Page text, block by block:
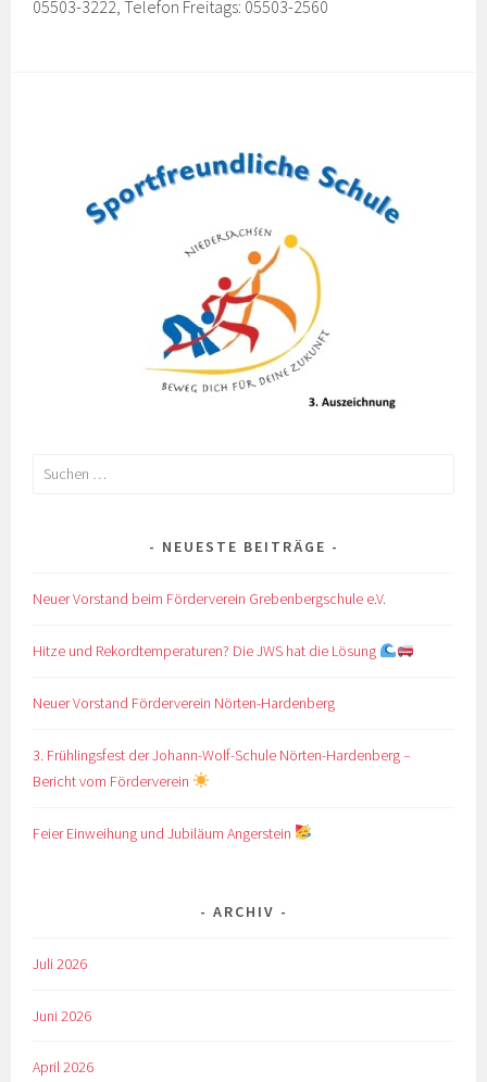
05503-3222, Telefon Freitags: 05503-2560
Suchen
NEUESTE BEITRÄGE
Neuer Vorstand beim Förderverein Grebenbergschule e.V.
Hitze und Rekordtemperaturen? Die JWS hat die Lösung
Neuer Vorstand Förderverein Nörten-Hardenberg
3. Frühlingsfest der Johann-Wolf-Schule Nörten-Hardenberg –
Bericht vom Förderverein
Feier Einweihung und Jubiläum Angerstein
ARCHIV
Juli 2026
Juni 2026
April 2026